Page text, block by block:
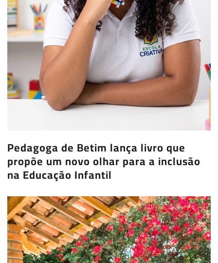
Pedagoga de Betim lança livro que
propõe um novo olhar para a inclusão
na Educação Infantil